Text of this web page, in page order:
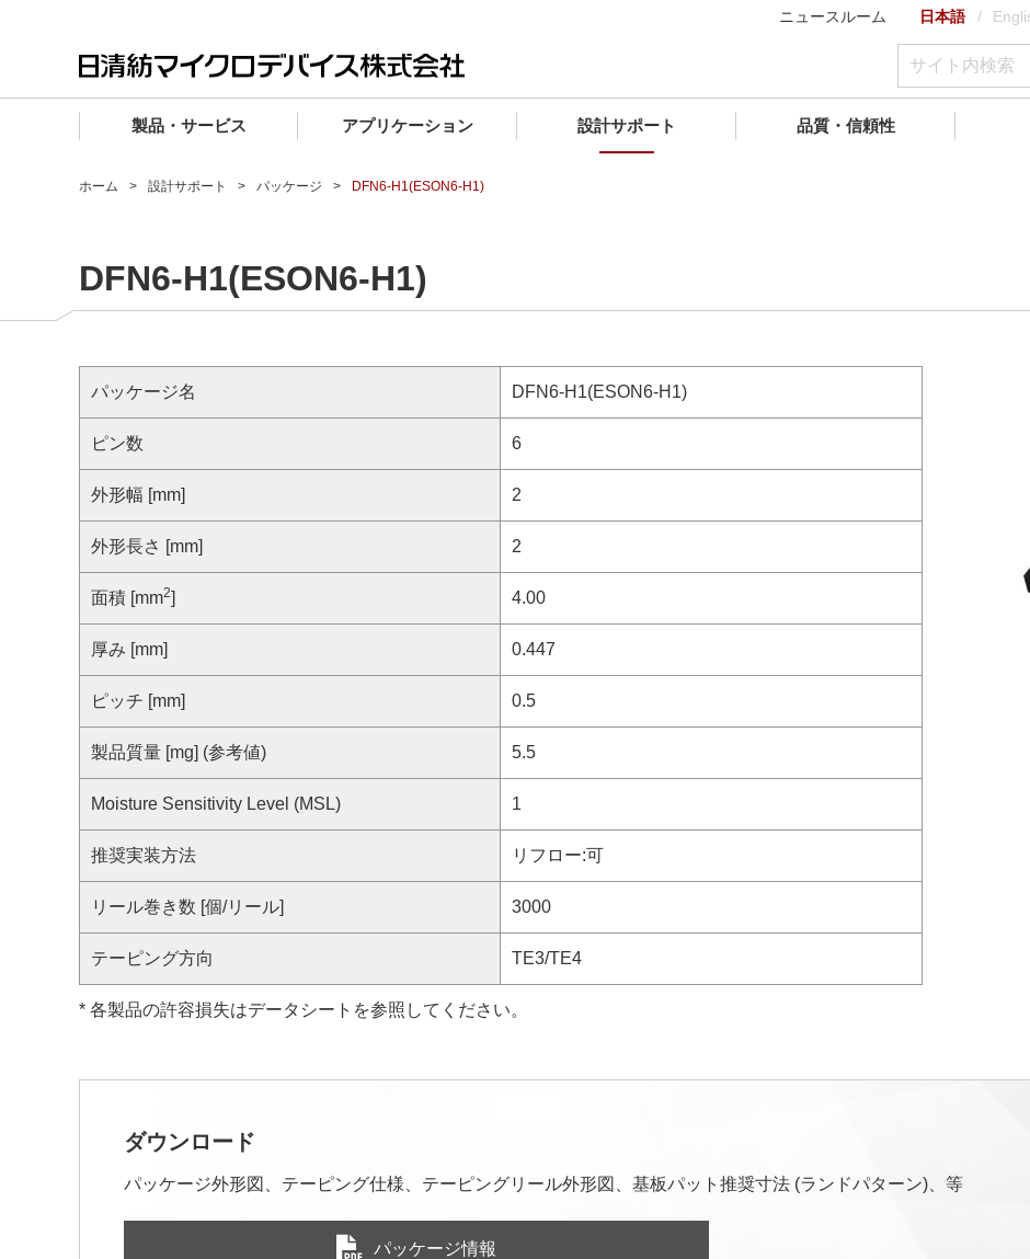
ニュースルーム 日本語
製品・サービス
マイクロ波製品
ファウンドリサービス
クロスリファレンス検索
アプリケーション
車載機器向けIC
産業機器向けIC
マイクロ波
設計サポート
マイクロ波製品
あなたの設計に合わせたサポートコンテンツ
品質・信頼性
電子デバイス製品
マイクロ波製品
マイクロ波製品
企業理念
会社概要
事業拠点・関連会社
サステナビリティ
コンプライアンス通報窓口
ホーム 設計サポート パッケージ DFN6-H1(ESON6-H1)
DFN6-H1(ESON6-H1)
パッケージ名 DFN6-H1(ESON6-H1)
ピン数 6
外形幅 [mm] 2
外形長さ [mm] 2
面積 [mm2] 4.00
厚み [mm] 0.447
ピッチ [mm] 0.5
製品質量 [mg] (参考値) 5.5
Moisture Sensitivity Level (MSL) 1
推奨実装方法 リフロー:可
リール巻き数 [個/リール] 3000
テーピング方向 TE3/TE4
* 各製品の許容損失はデータシートを参照してください。
ダウンロード
パッケージ外形図、テーピング仕様、テーピングリール外形図、基板パット推奨寸法 (ランドパターン)、等
パッケージ情報